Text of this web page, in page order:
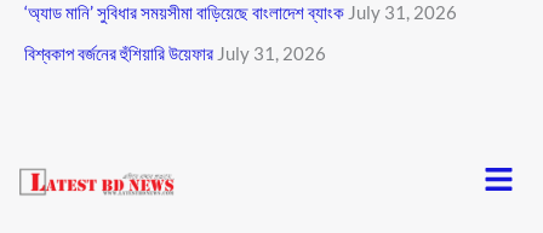
‘অ্যাড মানি’ সুবিধার সময়সীমা বাড়িয়েছে বাংলাদেশ ব্যাংক July 31, 2026
বিশ্বকাপ বর্জনের হুঁশিয়ারি উয়েফার July 31, 2026
Menu